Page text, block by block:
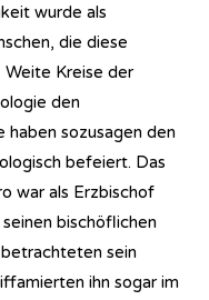
wurde als
die diese
Weite Kreise der
den
haben sozusagen den
befeiert. Das
war als Erzbischof
bischöflichen
sein
ihn sogar im